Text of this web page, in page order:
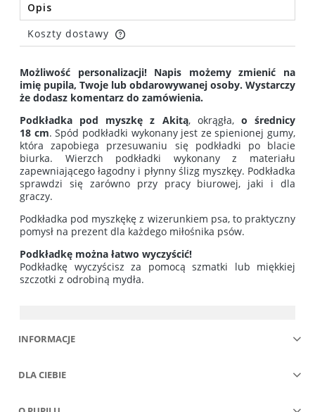
Opis
Koszty dostawy
Cena nie zawiera ewentualnych kosztów płatności
Możliwość personalizacji! Napis możemy zmienić na
imię pupila, Twoje lub obdarowywanej osoby. Wystarczy
że dodasz komentarz do zamówienia.
Podkładka pod myszkę z Akitą, okrągła, o średnicy
18 cm. Spód podkładki wykonany jest ze spienionej gumy,
która zapobiega przesuwaniu się podkładki po blacie
biurka. Wierzch podkładki wykonany z materiału
zapewniającego łagodny i płynny ślizg myszkęy. Podkładka
sprawdzi się zarówno przy pracy biurowej, jaki i dla
graczy.
Podkładka pod myszkękę z wizerunkiem psa, to praktyczny
pomysł na prezent dla każdego miłośnika psów.
Podkładkę można łatwo wyczyścić!
Podkładkę wyczyścisz za pomocą szmatki lub miękkiej
szczotki z odrobiną mydła.
INFORMACJE
DLA CIEBIE